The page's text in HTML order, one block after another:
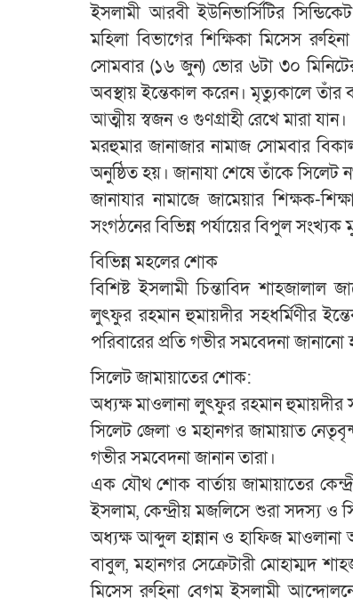
ইসলামী আরবী ইউনিভার্সিটির
মহিলা বিভাগের শিক্ষিকা মিসেস
সোমবার (১৬ জুন) ভোর ৬টা ৩০
অবস্থায় ইন্তেকাল করেন। মৃত্যুকালে
আত্মীয় স্বজন ও গুণগ্রাহী রেখে মারা যান।
মরহুমার জানাজার নামাজ সোমবার
অনুষ্ঠিত হয়। জানাযা শেষে তাঁকে সিলেট
জানাযার নামাজে জামেয়ার শিক্ষক-
সংগঠনের বিভিন্ন পর্যায়ের বিপুল সংখ্যক
বিভিন্ন মহলের শোক
বিশিষ্ট ইসলামী চিন্তাবিদ শাহজালাল
লুৎফুর রহমান হুমায়দীর সহধর্মিণীর
পরিবারের প্রতি গভীর সমবেদনা জানানো
সিলেট জামায়াতের শোক:
অধ্যক্ষ মাওলানা লুৎফুর রহমান হুমায়দীর
সিলেট জেলা ও মহানগর জামায়াত
গভীর সমবেদনা জানান তারা।
এক যৌথ শোক বার্তায় জামায়াতের
ইসলাম, কেন্দ্রীয় মজলিসে শুরা সদস্য ও
অধ্যক্ষ আব্দুল হান্নান ও হাফিজ
বাবুল, মহানগর সেক্রেটারী মোহাম্মদ
মিসেস রুহিনা বেগম ইসলামী